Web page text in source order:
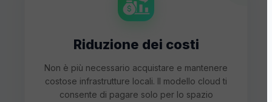
Riduzione dei costi
Non è più necessario acquistare e mantenere
costose infrastrutture locali. Il modello cloud ti
consente di pagare solo per lo spazio